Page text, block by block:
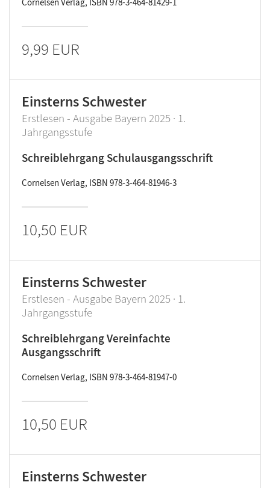
9,99 EUR
Einsterns Schwester
Erstlesen - Ausgabe Bayern 2025 · 1.
Jahrgangsstufe
Schreiblehrgang Schulausgangsschrift
Cornelsen Verlag, ISBN 978-3-464-81946-3
10,50 EUR
Einsterns Schwester
Erstlesen - Ausgabe Bayern 2025 · 1.
Jahrgangsstufe
Schreiblehrgang Vereinfachte
Ausgangsschrift
Cornelsen Verlag, ISBN 978-3-464-81947-0
10,50 EUR
Einsterns Schwester